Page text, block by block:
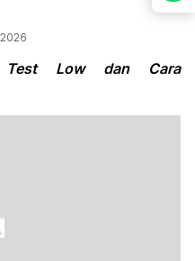
Test Low dan Cara